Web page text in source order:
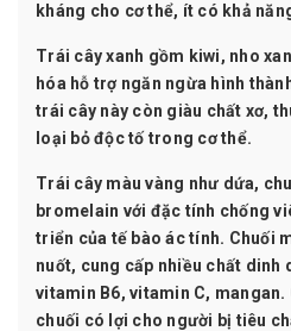
kháng cho cơ thể, ít có khả
Trái cây xanh gồm kiwi, nho
hóa hỗ trợ ngăn ngừa hình
trái cây này còn giàu chất xơ,
loại bỏ độc tố trong cơ thể.
Trái cây màu vàng như dứa,
bromelain với đặc tính chống
triển của tế bào ác tính. Chuối
nuốt, cung cấp nhiều chất dinh
vitamin B6, vitamin C,
chuối có lợi cho người bị tiêu